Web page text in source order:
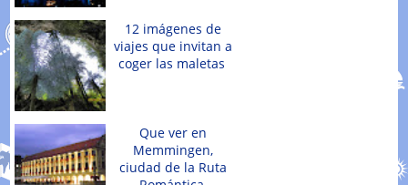
12 imágenes de
viajes que invitan a
coger las maletas
Que ver en
Memmingen,
ciudad de la Ruta